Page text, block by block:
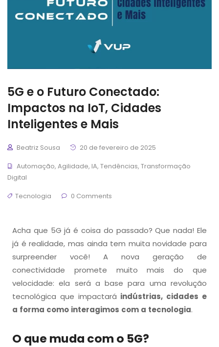
5G e o Futuro Conectado:
Impactos na IoT, Cidades
Inteligentes e Mais
Beatriz Sousa
20 de fevereiro de 2025
Automação, Agilidade, IA, Tendências, Transformação
Digital
Tecnologia
0 Comments
Acha que 5G já é coisa do passado? Que nada! Ele
já é realidade, mas ainda tem muita novidade para
surpreender você! A nova geração de
conectividade promete muito mais do que
velocidade: ela será a base para uma revolução
tecnológica que impactará indústrias, cidades e
a forma como interagimos com a tecnologia.
O que muda com o 5G?